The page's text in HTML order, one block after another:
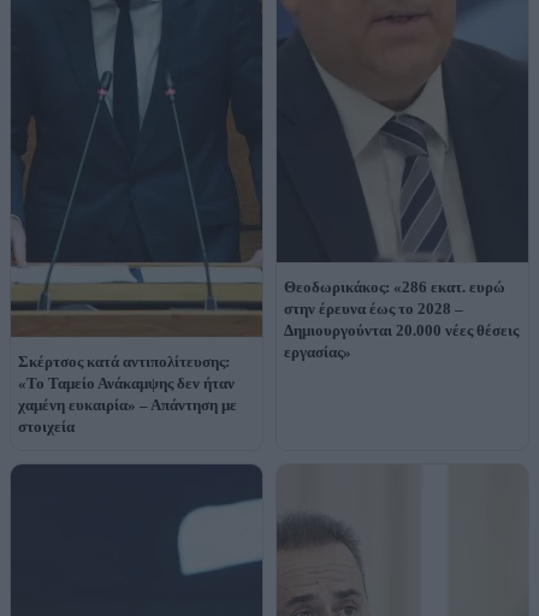
Σκέρτσος κατά αντιπολίτευσης:
«Το Ταμείο Ανάκαμψης δεν ήταν
χαμένη ευκαιρία» – Απάντηση με
στοιχεία
Θεοδωρικάκος: «286 εκατ. ευρώ
στην έρευνα έως το 2028 –
Δημιουργούνται 20.000 νέες θέσεις
εργασίας»